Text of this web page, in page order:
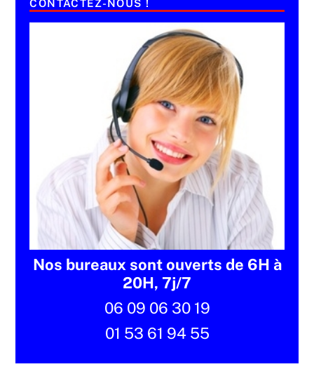
CONTACTEZ-NOUS !
Nos bureaux sont ouverts de 6H à
20H, 7j/7
06 09 06 30 19
01 53 61 94 55